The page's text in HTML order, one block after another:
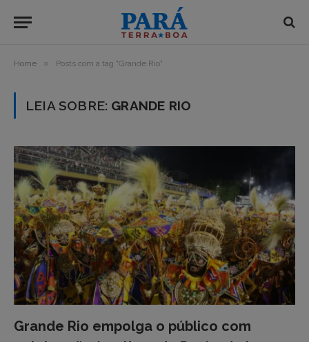
Home » Posts com a tag "Grande Rio"
LEIA SOBRE: GRANDE RIO
Grande Rio empolga o público com